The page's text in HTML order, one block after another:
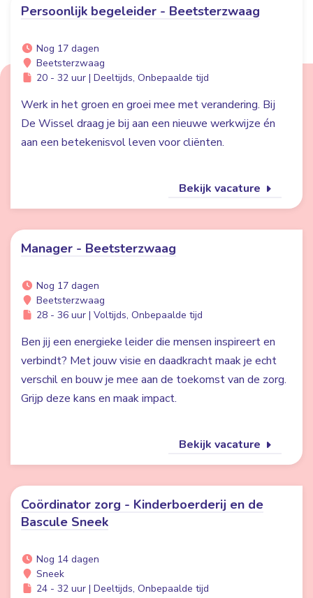
Persoonlijk begeleider - Beetsterzwaag
Nog 17 dagen
Beetsterzwaag
20 - 32 uur | Deeltijds, Onbepaalde tijd
Werk in het groen en groei mee met verandering. Bij
De Wissel draag je bij aan een nieuwe werkwijze én
aan een betekenisvol leven voor cliënten.
Bekijk vacature
Manager - Beetsterzwaag
Nog 17 dagen
Beetsterzwaag
28 - 36 uur | Voltijds, Onbepaalde tijd
Ben jij een energieke leider die mensen inspireert en
verbindt? Met jouw visie en daadkracht maak je echt
verschil en bouw je mee aan de toekomst van de zorg.
Grijp deze kans en maak impact.
Bekijk vacature
Coördinator zorg - Kinderboerderij en de
Bascule Sneek
Nog 14 dagen
Sneek
24 - 32 uur | Deeltijds, Onbepaalde tijd